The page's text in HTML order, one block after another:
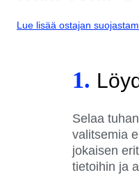
Lue lisää ostajan
1.
Selaa
valitsemia
jokaisen
tietoihin ja